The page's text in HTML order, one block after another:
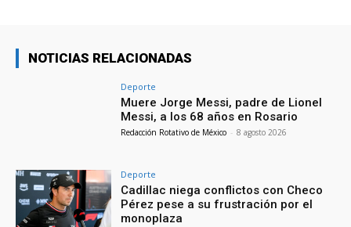
NOTICIAS RELACIONADAS
Deporte
Muere Jorge Messi, padre de Lionel
Messi, a los 68 años en Rosario
Redacción Rotativo de México - 8 agosto 2026
Deporte
Cadillac niega conflictos con Checo
Pérez pese a su frustración por el
monoplaza